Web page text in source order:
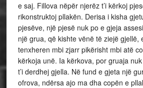
e saj. Fillova nëpër njerëz t’i kërkoj
rikonstruktoj pllakën. Derisa i kisha
pjesëve, një pjesë nuk po e gjeja
një grua, që kishte vënë të ziejë gjellë,
tenxheren mbi zjarr pikërisht mbi atë
kërkoja unë. Ia kërkova, por gruaja
t’i derdhej gjella. Në fund e gjeta një
ofrova, ndërsa ajo ma dha copën e